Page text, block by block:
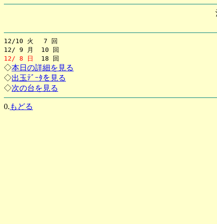
12/10 火 7 回
12/ 9 月 10 回
12/ 8 日
18 回
◇本日の詳細を見る
◇出玉ﾃﾞｰﾀを見る
◇次の台を見る
0. もどる